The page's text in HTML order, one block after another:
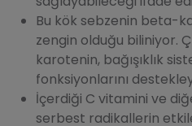
Bu kök sebzenin beta-
zengin olduğu biliniyor.
karotenin, bağışıklık
fonksiyonlarını
İçerdiği C vitamini ve
serbest radikallerin